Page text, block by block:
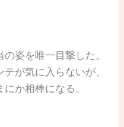
姿を唯一目撃した。
が気に入らないが、
か相棒になる。